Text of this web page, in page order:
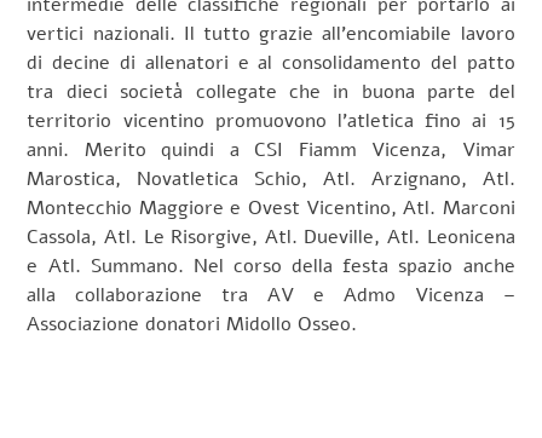
vertici nazionali. Il tutto grazie all’encomiabile lavoro
di decine di allenatori e al consolidamento del patto
tra dieci società collegate che in buona parte del
territorio vicentino promuovono l’atletica fino ai 15
anni. Merito quindi a CSI Fiamm Vicenza, Vimar
Marostica, Novatletica Schio, Atl. Arzignano, Atl.
Montecchio Maggiore e Ovest Vicentino, Atl. Marconi
Cassola, Atl. Le Risorgive, Atl. Dueville, Atl. Leonicena
e Atl. Summano. Nel corso della festa spazio anche
alla collaborazione tra AV e Admo Vicenza –
Associazione donatori Midollo Osseo.